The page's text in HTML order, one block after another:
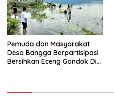
Pemuda dan Masyarakat
Desa Bangga Berpartisipasi
Bersihkan Eceng Gondok Di